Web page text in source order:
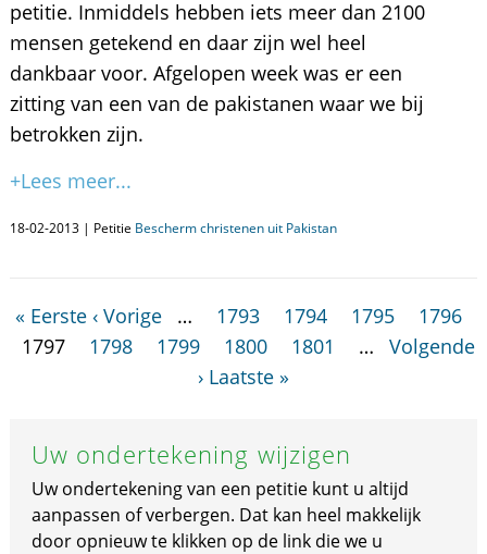
petitie. Inmiddels hebben iets meer dan 2100
mensen getekend en daar zijn wel heel
dankbaar voor. Afgelopen week was er een
zitting van een van de pakistanen waar we bij
betrokken zijn.
+Lees meer...
18-02-2013 | Petitie Bescherm christenen uit Pakistan
« Eerste ‹ Vorige … 1793 1794 1795
1796
1797
1798 1799 1800 1801 …
Volgende
› Laatste »
Uw ondertekening wijzigen
Uw ondertekening van een petitie kunt u altijd
aanpassen of verbergen. Dat kan heel makkelijk
door opnieuw te klikken op de link die we u